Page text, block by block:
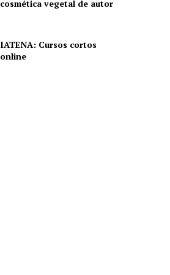
cosmética vegetal de autor
IATENA: Cursos cortos
online